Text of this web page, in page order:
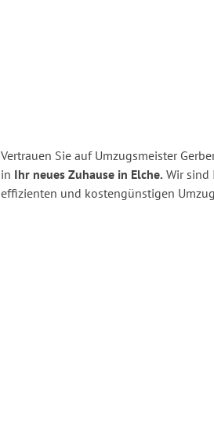
Vertrauen Sie auf Umzugsmeister
in Ihr neues Zuhause in Elche. Wir sind
effizienten und kostengünstigen